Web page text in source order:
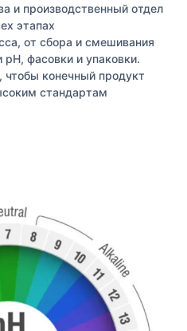
и производственный отдел
этапах
от сбора и смешивания
pH, фасовки и упаковки.
чтобы конечный продукт
стандартам